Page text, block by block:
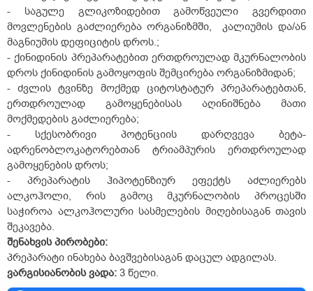
- საგულე გლიკოზიდებით გამოწვეული გვერდითი
მოვლენების გაძლიერება ორგანიზმში, კალიუმის და/ან
მაგნიუმის დეფიციტის დროს.;
- ქინიდინის პრეპარატებით ერთდროულად მკურნალობის
დროს ქინიდინის გამოყოფის შემცირება ორგანიზმიდან;
- ძვლის ტვინზე მოქმედ ციტოსტატურ პრეპარატებთან,
ერთდროულად გამოყენებისას აღინიშნება მათი
მოქმედების გაძლიერება;
- სქესობრივი პოტენციის დარღვევა ბეტა-
ადრენობლოკატორებთან ტრიამპურის ერთდროულად
გამოყენების დროს;
- პრეპარატის ჰიპოტენზიურ ეფექტს აძლიერებს
ალკოჰოლი, რის გამოც მკურნალობის პროცესში
საჭიროა ალკოჰოლური სასმელების მიღებისაგან თავის
შეკავება.
შენახვისპირობები:
პრეპარატი ინახება ბავშვებისაგან დაცულ ადგილას.
ვარგისიანობისვადა: 3 წელი.